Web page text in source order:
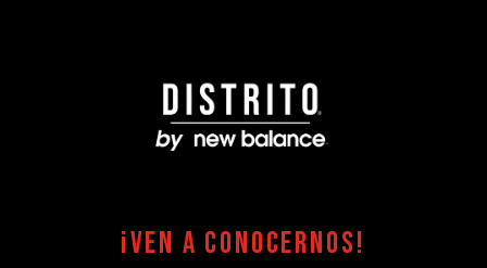
¡VEN A CONOCERNOS!